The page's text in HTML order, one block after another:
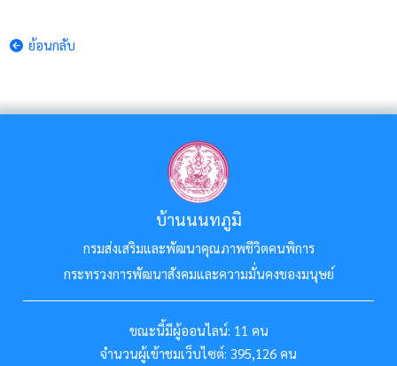
ย้อนกลับ
บ้านนนทภูมิ
กรมส่งเสริมและพัฒนาคุณภาพชีวิตคนพิการ
กระทรวงการพัฒนาสังคมและความมั่นคงของมนุษย์
ขณะนี้มีผู้ออนไลน์: 11 คน
จำนวนผู้เข้าชมเว็บไซต์: 395,126 คน